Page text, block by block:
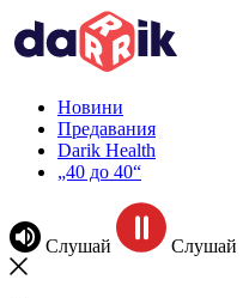
Новини
Предавания
Darik Health
„40 до 40“
Слушай Слушай